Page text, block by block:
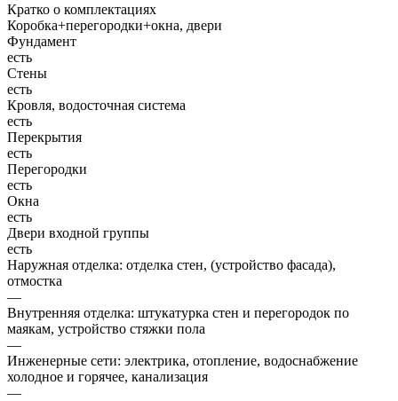
Кратко о комплектациях
Коробка+перегородки+окна, двери
Фундамент
есть
Стены
есть
Кровля, водосточная система
есть
Перекрытия
есть
Перегородки
есть
Окна
есть
Двери входной группы
есть
Наружная отделка: отделка стен, (устройство фасада),
отмостка
—
Внутренняя отделка: штукатурка стен и перегородок по
маякам, устройство стяжки пола
—
Инженерные сети: электрика, отопление, водоснабжение
холодное и горячее, канализация
—